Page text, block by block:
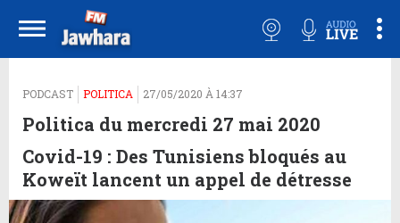
PODCAST POLITICA 27/05/2020 À 14:37
Politica du mercredi 27 mai 2020
Covid-19 : Des Tunisiens bloqués au
Koweït lancent un appel de détresse